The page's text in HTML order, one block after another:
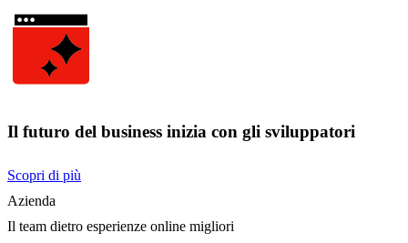
Il futuro del business inizia con gli sviluppatori
Scopri di più
Azienda
Il team dietro esperienze online migliori